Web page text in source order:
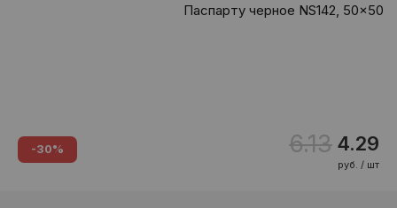
Паспарту черное NS142, 50x50
-30% 6.13 4.29
руб. / шт